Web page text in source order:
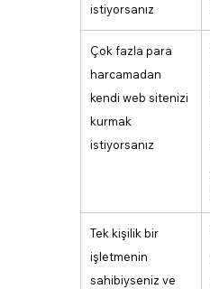
istiyorsanız
Çok fazla para
harcamadan
kendi web sitenizi
kurmak
istiyorsanız
Tek kişilik bir
işletmenin
sahibiyseniz ve